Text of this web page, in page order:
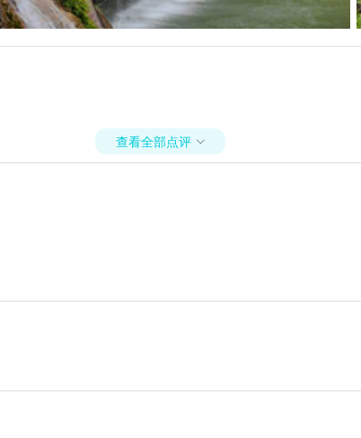
查看全部点评 